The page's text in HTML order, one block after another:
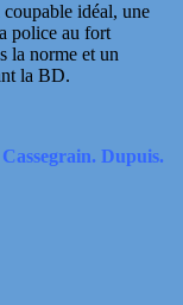
idéal, une
police au fort
la norme et un
la BD.
Dupuis.